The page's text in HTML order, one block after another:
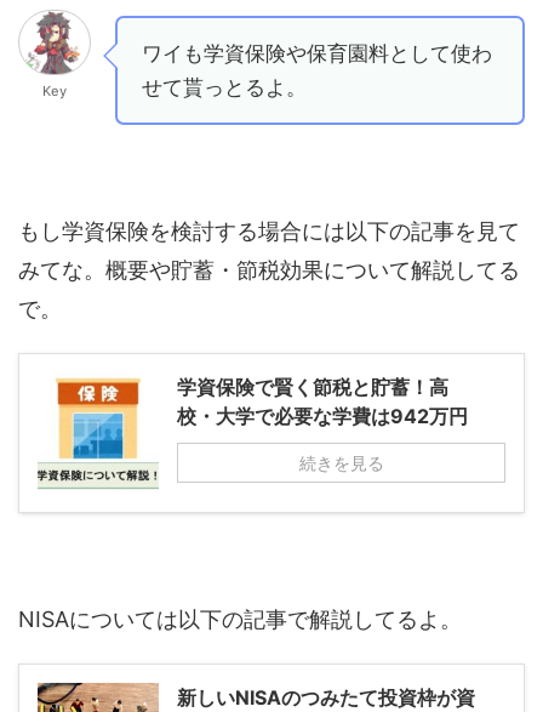
Key
ワイも学資保険や保育園料として使わ
せて貰っとるよ。
もし学資保険を検討する場合には以下の記事を見て
みてな。概要や貯蓄・節税効果について解説してる
で。
学資保険で賢く節税と貯蓄！高
校・大学で必要な学費は942万円
続きを見る
NISAについては以下の記事で解説してるよ。
新しいNISAのつみたて投資枠が資